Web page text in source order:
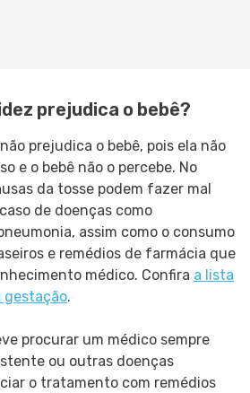
prejudica o bebê?
prejudica o bebê, pois ela não
e o bebê não o percebe. No
da tosse podem fazer mal
de doenças como
assim como o consumo
e remédios de farmácia que
médico. Confira a lista
gestação.
procurar um médico sempre
ou outras doenças
o tratamento com remédios